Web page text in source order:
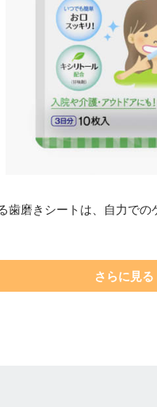
歯磨きシートは、自力で
さらに見る